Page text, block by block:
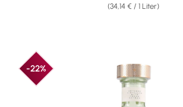
(34,14 € / 1 Liter)
-22%